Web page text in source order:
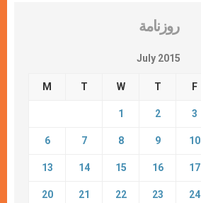
روزنامة
July 2015
M T W T F
1 2 3
6 7 8 9 10
13 14 15 16 17
20 21 22 23 24